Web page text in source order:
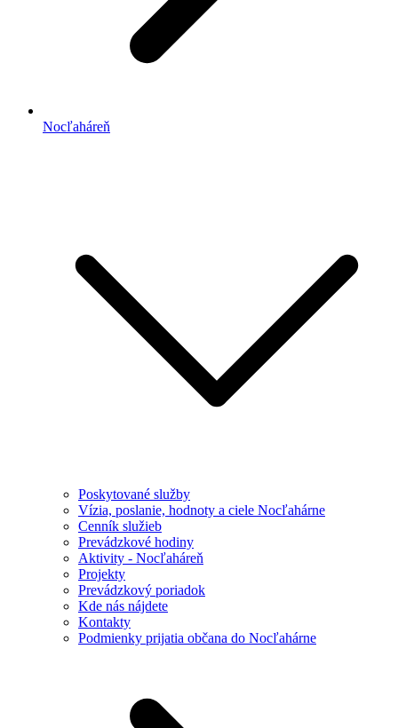
Nocľaháreň
Poskytované služby
Vízia, poslanie, hodnoty a ciele Nocľahárne
Cenník služieb
Prevádzkové hodiny
Aktivity - Nocľaháreň
Projekty
Prevádzkový poriadok
Kde nás nájdete
Kontakty
Podmienky prijatia občana do Nocľahárne